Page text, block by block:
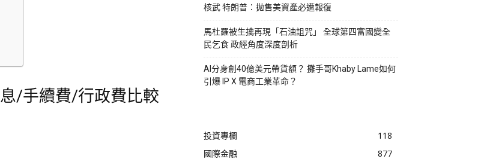
/手續費/行政費比較
核武 特朗普：拋售美資產必遭報復
馬杜羅被生擒再現「石油詛咒」 全球第四富國變全
民乞食 政經角度深度剖析
AI分身創40億美元帶貨額？ 攤手哥Khaby Lame如何
引爆 IP X 電商工業革命？
投資專欄
118
國際金融
877